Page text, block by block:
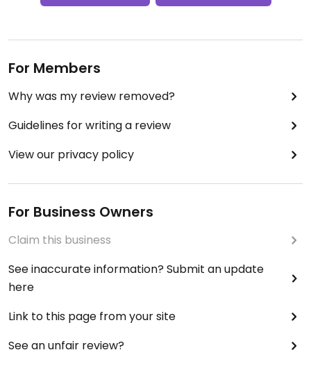
For Members
Why was my review removed?
Guidelines for writing a review
View our privacy policy
For Business Owners
Claim this business
See inaccurate information? Submit an update
here
Link to this page from your site
See an unfair review?